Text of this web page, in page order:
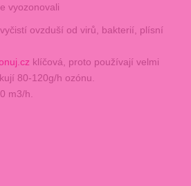
vyozonovali
ovzduší od virů, bakterií, plísní
klíčová, proto používají velmi
80-120g/h ozónu.
m3/h.